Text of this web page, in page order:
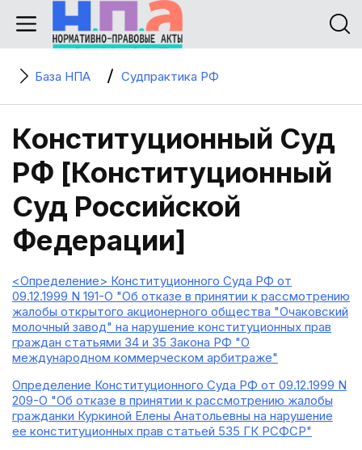
База НПА Судпрактика РФ
Конституционный Суд
РФ [Конституционный
Суд Российской
Федерации]
<Определение> Конституционного Суда РФ от
09.12.1999 N 191-О "Об отказе в принятии к рассмотрению
жалобы открытого акционерного общества "Очаковский
молочный завод" на нарушение конституционных прав
граждан статьями 34 и 35 Закона РФ "О
международном коммерческом арбитраже"
Определение Конституционного Суда РФ от 09.12.1999 N
209-О "Об отказе в принятии к рассмотрению жалобы
гражданки Куркиной Елены Анатольевны на нарушение
ее конституционных прав статьей 535 ГК РСФСР"